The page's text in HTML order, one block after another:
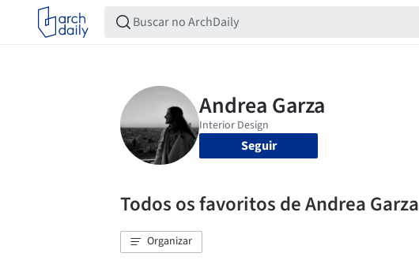
Seguir
Todos os favoritos de Andrea Garza
Organizar